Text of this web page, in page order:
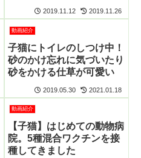
2019.11.12 2019.11.26
動画紹介
子猫にトイレのしつけ中！
砂のかけ忘れに気づいたり
砂をかける仕草が可愛い
2019.05.30 2021.01.18
動画紹介
【子猫】はじめての動物病
院。5種混合ワクチンを接
種してきました